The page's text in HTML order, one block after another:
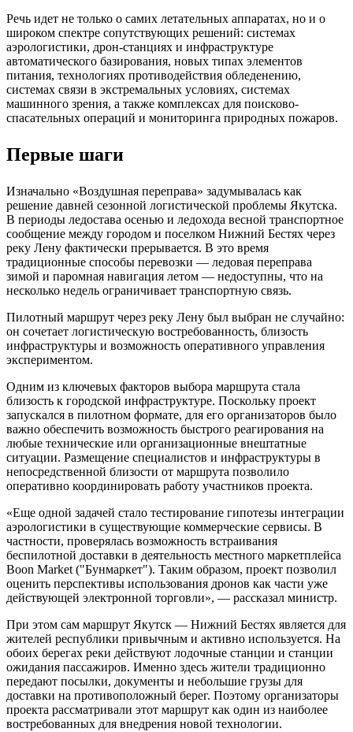
Речь идет не только о самих летательных аппаратах, но и о
широком спектре сопутствующих решений: системах
аэрологистики, дрон-станциях и инфраструктуре
автоматического базирования, новых типах элементов
питания, технологиях противодействия обледенению,
системах связи в экстремальных условиях, системах
машинного зрения, а также комплексах для поисково-
спасательных операций и мониторинга природных пожаров.
Первые шаги
Изначально «Воздушная переправа» задумывалась как
решение давней сезонной логистической проблемы Якутска.
В периоды ледостава осенью и ледохода весной транспортное
сообщение между городом и поселком Нижний Бестях через
реку Лену фактически прерывается. В это время
традиционные способы перевозки — ледовая переправа
зимой и паромная навигация летом — недоступны, что на
несколько недель ограничивает транспортную связь.
Пилотный маршрут через реку Лену был выбран не случайно:
он сочетает логистическую востребованность, близость
инфраструктуры и возможность оперативного управления
экспериментом.
Одним из ключевых факторов выбора маршрута стала
близость к городской инфраструктуре. Поскольку проект
запускался в пилотном формате, для его организаторов было
важно обеспечить возможность быстрого реагирования на
любые технические или организационные внештатные
ситуации. Размещение специалистов и инфраструктуры в
непосредственной близости от маршрута позволило
оперативно координировать работу участников проекта.
«Еще одной задачей стало тестирование гипотезы интеграции
аэрологистики в существующие коммерческие сервисы. В
частности, проверялась возможность встраивания
беспилотной доставки в деятельность местного маркетплейса
Boon Market ("Бунмаркет"). Таким образом, проект позволил
оценить перспективы использования дронов как части уже
действующей электронной торговли», — рассказал министр.
При этом сам маршрут Якутск — Нижний Бестях является для
жителей республики привычным и активно используется. На
обоих берегах реки действуют лодочные станции и станции
ожидания пассажиров. Именно здесь жители традиционно
передают посылки, документы и небольшие грузы для
доставки на противоположный берег. Поэтому организаторы
проекта рассматривали этот маршрут как один из наиболее
востребованных для внедрения новой технологии.